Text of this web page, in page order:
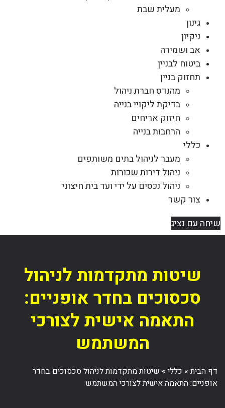
מעלית שבת
גינון
ניקיון
אב ושמירה
ביטוח לבניין
תחזוק בניין
מהנדס חברת ניהול
בדיקת ליקויי בנייה
חיזוק אריחים
הרחבות בנייה
כללי
מעבר לניהול בתים משותפים
ניהול דירות שכורות
ניהול נכסים על ידי ועד בית חיצוני
צור קשר
שיחה עם נציג
שיטות מתקדמות לניהול
סכסוכים בחדר אופניים:
התאמה אישית לצורכי
המשתמש
דף הבית» כללי» שיטות מתקדמות לניהול סכסוכים בחדר
אופניים: התאמה אישית לצורכי המשתמש